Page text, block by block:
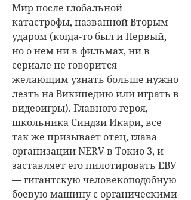
Мир после глобальной
катастрофы, названной Вторым
ударом (когда-то был и Первый,
но о нем ни в фильмах, ни в
сериале не говорится —
желающим узнать больше нужно
лезть на Википедию или играть в
видеоигры). Главного героя,
школьника Синдзи Икари, все
так же призывает отец, глава
организации NERV в Токио 3, и
заставляет его пилотировать ЕВУ
— гигантскую человекоподобную
боевую машину с органическими